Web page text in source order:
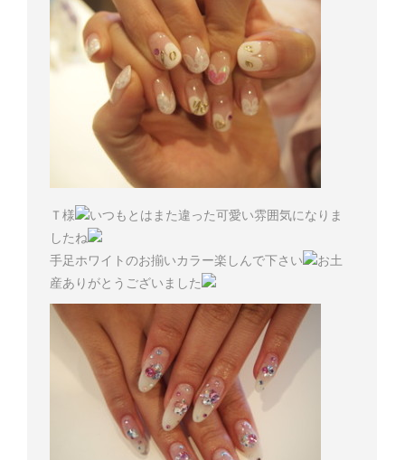
Ｔ様
いつもとはまた違った可愛い雰囲気になりま
したね
手足ホワイトのお揃いカラー楽しんで下さい
お土
産ありがとうございました